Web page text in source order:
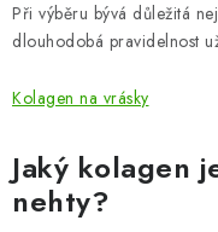
Při výběru bývá důležitá
dlouhodobá pravidelnost
Kolagen na vrásky
Jaký kolagen
nehty?